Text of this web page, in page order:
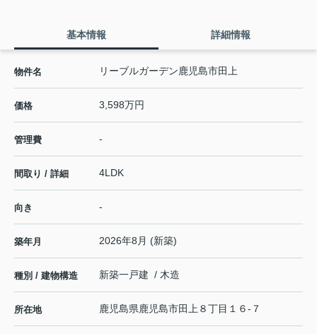
基本情報 詳細情報
物件名 リーブルガーデン鹿児島市田上
価格 3,598万円
管理費 -
間取り / 詳細 4LDK
向き -
築年月 2026年8月 (新築)
種別 / 建物構造 新築一戸建 / 木造
所在地 鹿児島県鹿児島市田上 ８丁目１６-７